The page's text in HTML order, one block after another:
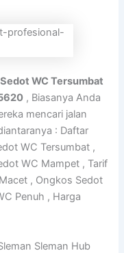
WC Tersumbat
, Biasanya Anda
mencari jalan
: Daftar
WC Tersumbat ,
WC Mampet , Tarif
, Ongkos Sedot
Penuh , Harga
Sleman Hub